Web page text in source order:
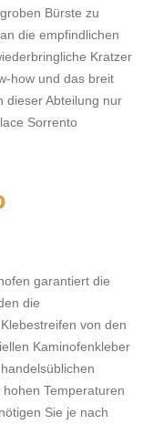
Bürste zu
die empfindlichen
Kratzer
how und das breit
dieser Abteilung nur
Sorrento
garantiert die
die
von den
Kaminofenkleber
Temperaturen
Sie je nach